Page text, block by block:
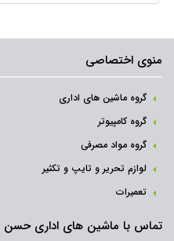
منوی اختصاصی
گروه ماشین های اداری
گروه کامپیوتر
گروه مواد مصرفی
لوازم تحریر و تایپ و تکثیر
تعمیرات
تماس با ماشین های اداری حسن